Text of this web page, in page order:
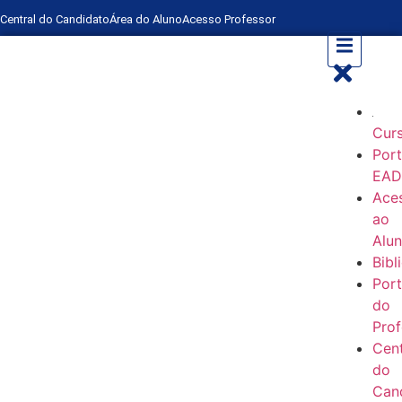
Central do CandidatoÁrea do AlunoAcesso Professor
EAD
ao
do
do